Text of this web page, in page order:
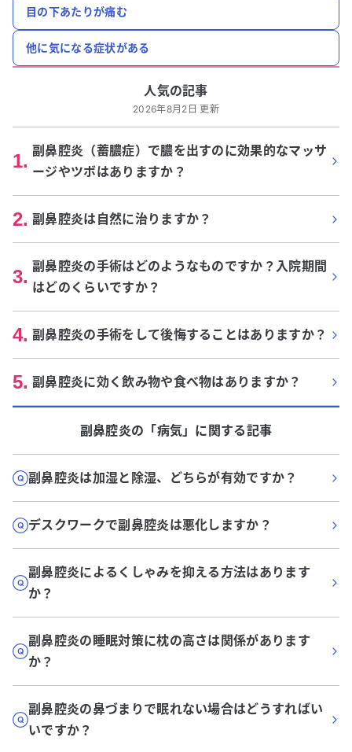
目の下あたりが痛む
他に気になる症状がある
人気の記事
2026年8月2日 更新
1. 副鼻腔炎（蓄膿症）で膿を出すのに効果的なマッサ
ージやツボはありますか？
2. 副鼻腔炎は自然に治りますか？
3. 副鼻腔炎の手術はどのようなものですか？入院期間
はどのくらいですか？
4. 副鼻腔炎の手術をして後悔することはありますか？
5. 副鼻腔炎に効く飲み物や食べ物はありますか？
副鼻腔炎の「病気」に関する記事
副鼻腔炎は加湿と除湿、どちらが有効ですか？
デスクワークで副鼻腔炎は悪化しますか？
副鼻腔炎によるくしゃみを抑える方法はあります
か？
副鼻腔炎の睡眠対策に枕の高さは関係があります
か？
副鼻腔炎の鼻づまりで眠れない場合はどうすればい
いですか？